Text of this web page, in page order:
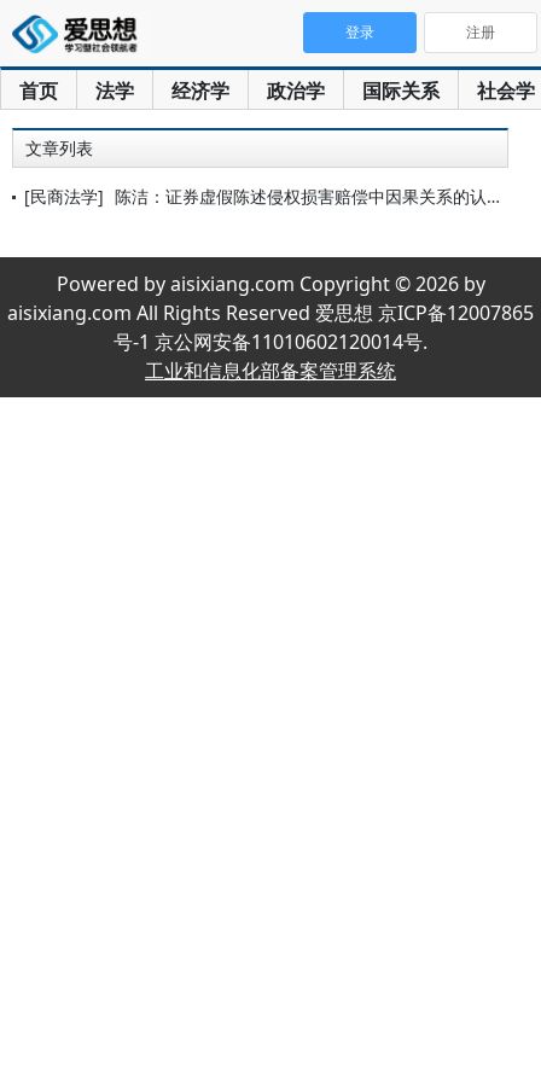
首页 法学 经济学 政治学 国际关系 社会学
登录 注册
文章列表
[民商法学] 陈洁：证券虚假陈述侵权损害赔偿中因果关系的认定机制
Powered by aisixiang.com Copyright © 2026 by
aisixiang.com All Rights Reserved 爱思想 京ICP备12007865
号-1 京公网安备11010602120014号.
工业和信息化部备案管理系统